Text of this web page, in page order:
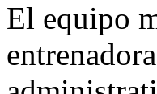
El equipo